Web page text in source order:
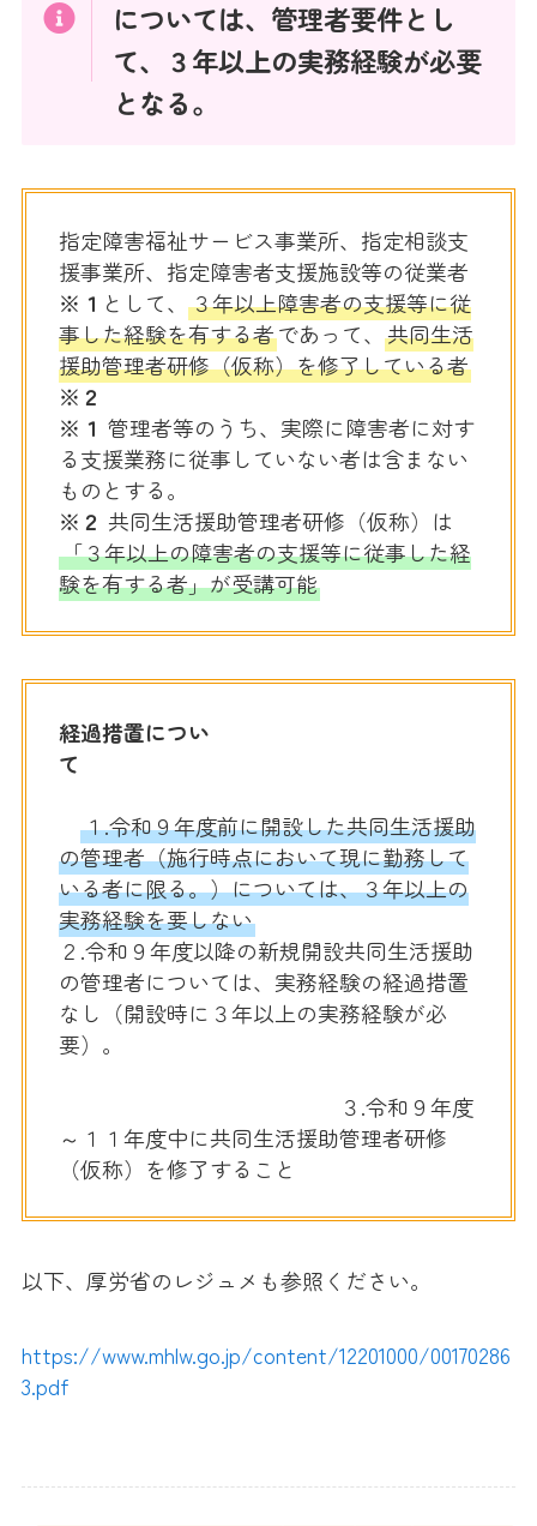
については、管理者要件とし
て、３年以上の実務経験が必要
となる。
指定障害福祉サービス事業所、指定相談支
援事業所、指定障害者支援施設等の従業者
※１ として、 ３年以上障害者の支援等に従
事した経験を有する者であって、 共同生活
援助管理者研修（仮称）を修了している者
※２
※１ 管理者等のうち、実際に障害者に対す
る支援業務に従事していない者は含まない
ものとする。
※２ 共同生活援助管理者研修（仮称）は
「３年以上の障害者の支援等に従事した経
験を有する者」が受講可能
経過措置につい
て
１.令和９年度前に開設した共同生活援助
の管理者（施行時点において現に勤務して
いる者に限る。）については、３年以上の
実務経験を要しない
２.令和９年度以降の新規開設共同生活援助
の管理者については、実務経験の経過措置
なし（開設時に３年以上の実務経験が必
要）。
３.令和９年度
～１１年度中に共同生活援助管理者研修
（仮称）を修了すること
以下、厚労省のレジュメも参照ください。
https://www.mhlw.go.jp/content/12201000/00170286
3.pdf